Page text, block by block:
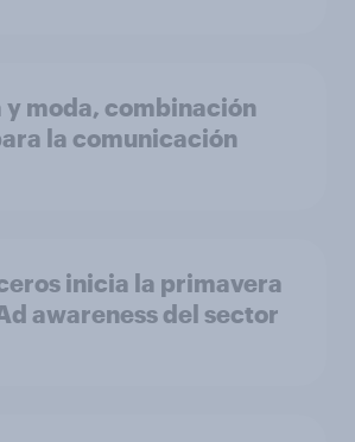
y moda, combinación
la comunicación
inicia la primavera
awareness del sector